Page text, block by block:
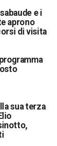
e i
aprono
di visita
sua terza